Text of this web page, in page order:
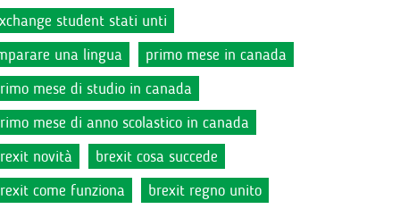
student stati unti
una lingua
primo mese in canada
mese di studio in canada
mese di anno scolastico in canada
novità
brexit cosa succede
come funziona
brexit regno unito